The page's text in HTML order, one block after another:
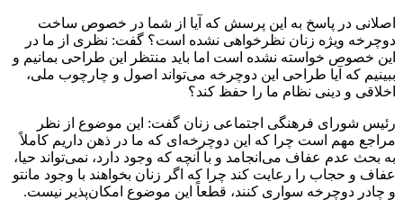
اصلانی در پاسخ به این پرسش که آیا از شما در خصوص ساخت
دوچرخه ویژه زنان نظرخواهی نشده است؟ گفت: نظری از ما در
این خصوص خواسته نشده است اما باید منتظر این طراحی بمانیم و
ببینیم که آیا طراحی این دوچرخه می‌تواند اصول و چارچوب ملی،
اخلاقی و دینی نظام ما را حفظ کند؟
رئیس شورای فرهنگی اجتماعی زنان گفت: این موضوع از نظر
مراجع مهم است چرا که این دوچرخه‌ای که ما در ذهن داریم کاملاً
به بحث عدم عفاف می‌انجامد و با آنچه که وجود دارد، نمی‌تواند حیا،
عفاف و حجاب را رعایت کند چرا که اگر زنان بخواهند با وجود مانتو
و چادر دوچرخه سواری کنند، قطعاً این موضوع امکان‌پذیر نیست.